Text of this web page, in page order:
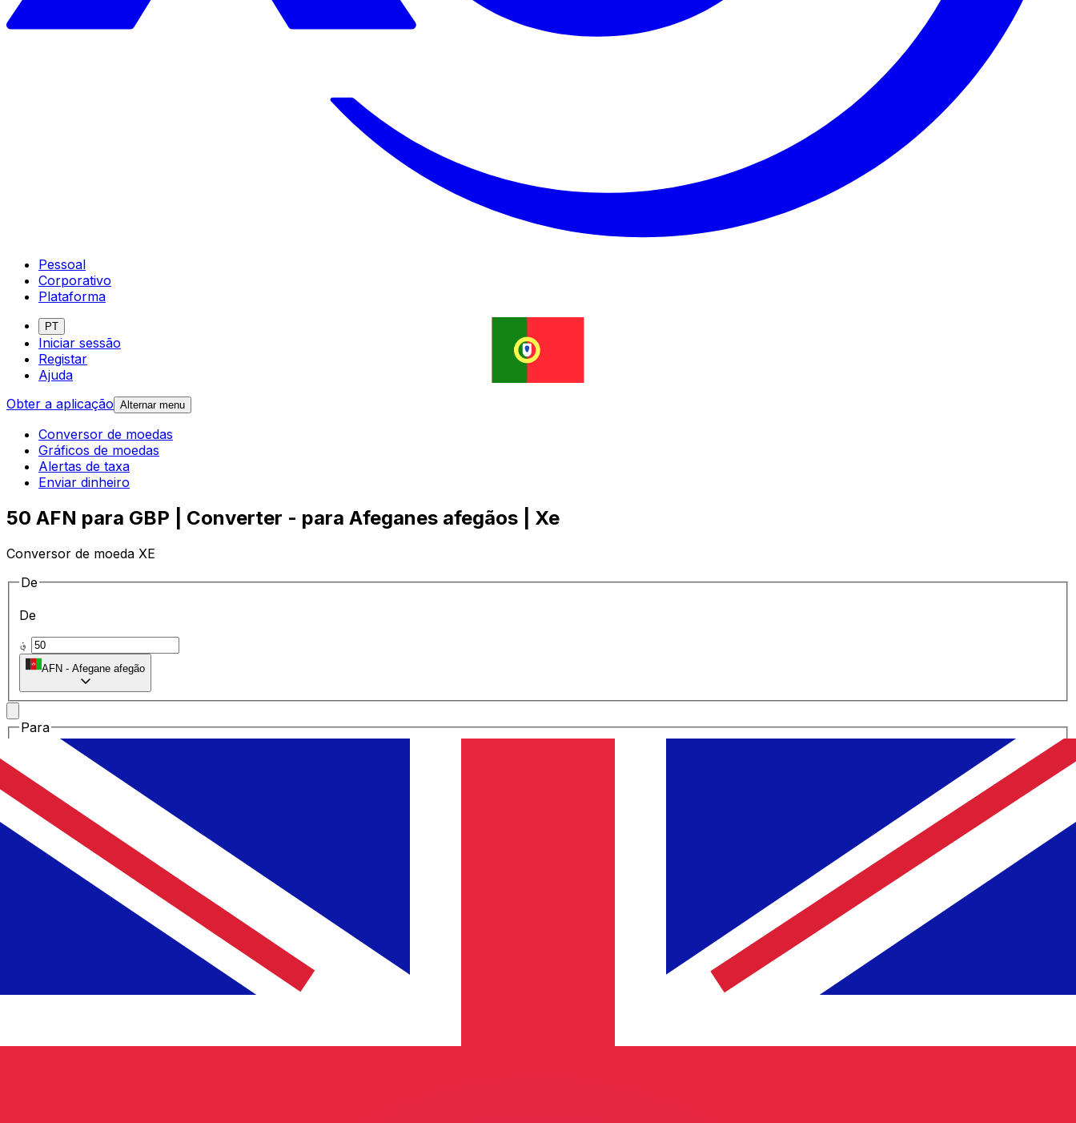
Pessoal
Corporativo
Plataforma
PT
Iniciar sessão
Registar
Ajuda
Obter a aplicação Alternar menu
Conversor de moedas
Gráficos de moedas
Alertas de taxa
Enviar dinheiro
50 AFN para GBP | Converter - para Afeganes afegãos | Xe
Conversor de moeda XE
De
De
AFN - Afegane afegão
Para
GBP Libra esterlina
AFN= 011260
GBP
Taxa de mercado médio às 09:15 UTC
Fale hoje com um especialista em câmbio.
Podemos superar taxas concorrentes.